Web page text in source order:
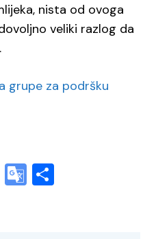
nista od ovoga
veliki razlog da
grupe za podršku
EmailGoogle